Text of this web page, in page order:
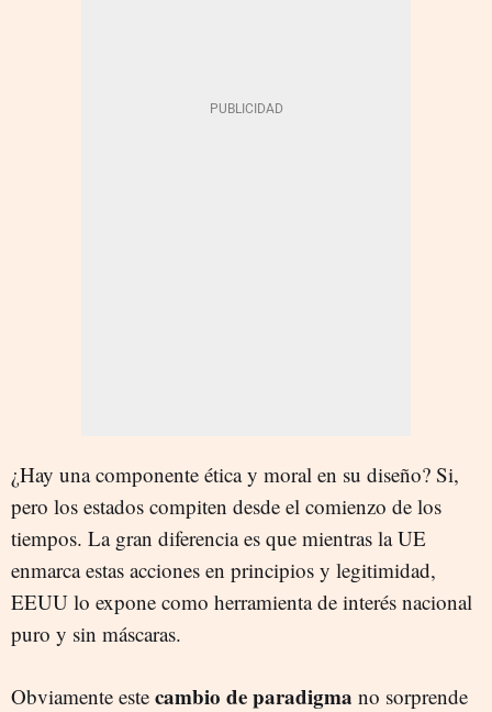
¿Hay una componente ética y moral en su diseño? Si,
pero los estados compiten desde el comienzo de los
tiempos. La gran diferencia es que mientras la UE
enmarca estas acciones en principios y legitimidad,
EEUU lo expone como herramienta de interés nacional
puro y sin máscaras.
Obviamente este cambio de paradigma no sorprende